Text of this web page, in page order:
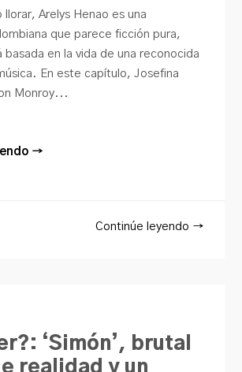
llorar, Arelys Henao es una
que parece ficción pura,
en la vida de una reconocida
En este capítulo, Josefina
Monroy...
→
Continúe leyendo →
‘Simón’, brutal
realidad y un